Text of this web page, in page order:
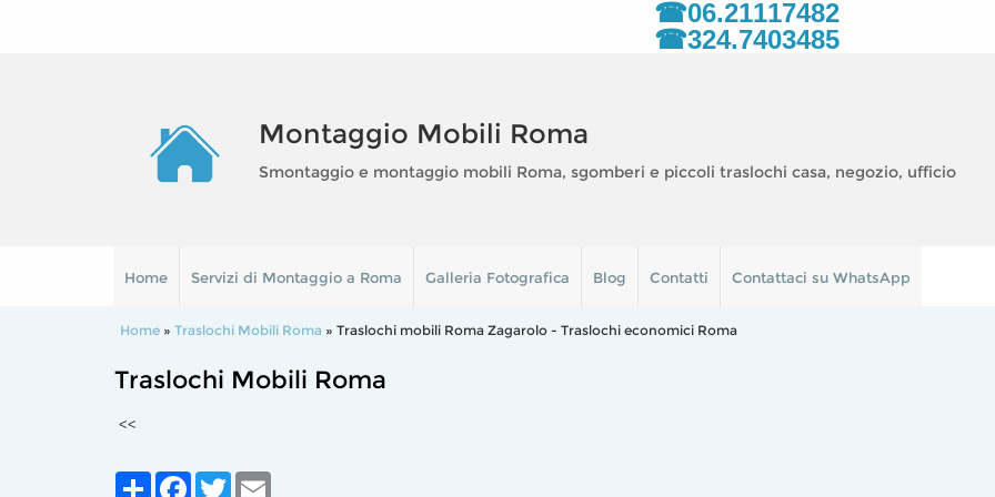
☎06.21117482
☎324.7403485
Montaggio Mobili Roma
Smontaggio e montaggio mobili Roma, sgomberi e piccoli traslochi casa, negozio, ufficio
Home Servizi di Montaggio a Roma Galleria Fotografica Blog Contatti Contattaci su WhatsApp
Home » Traslochi Mobili Roma » Traslochi mobili Roma Zagarolo - Traslochi economici Roma
Traslochi Mobili Roma
<<
Share FacebookTwitter